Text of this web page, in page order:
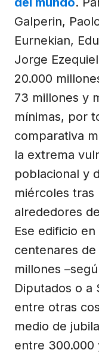
Galperin,
Eurnekian,
Jorge
20.000
73 millones y
mínimas, por
comparativa
la extrema
poblacional y
miércoles tras
alrededores
Ese edificio
centenares
millones
Diputados o a
entre otras
medio de
entre 300.000